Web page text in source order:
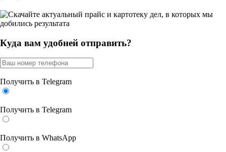
Куда вам удобней отправить?
Получить в Telegram
Получить в Telegram
Получить в WhatsApp